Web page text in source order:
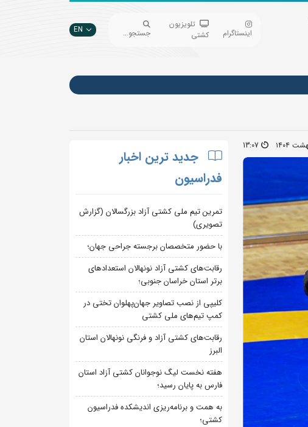
اینستاگرام
تلویزیون
کشتی
جستجو... EN
13:07
جدید ترین اخبار
فدراسیون
تمرین تیم ملی کشتی آزاد بزرگسالان (گزارش
تصویری)
با حضور متخصصان برجسته جراحی جهان؛
رقابت‌های کشتی آزاد نونهالان استعدادهای
برتر استان خراسان جنوبی؛
کلیپی از نصب تصاویر جهان‌پهلوان تختی در
کمپ تیم‌های ملی کشتی
رقابت‌های کشتی آزاد و فرنگی نونهالان استان
البرز
هفته نخست لیگ نوجوانان کشتی آزاد استان
فارس به پایان رسید؛
به همت و برنامه‌ریزی اندیشکده فدراسیون
کشتی؛